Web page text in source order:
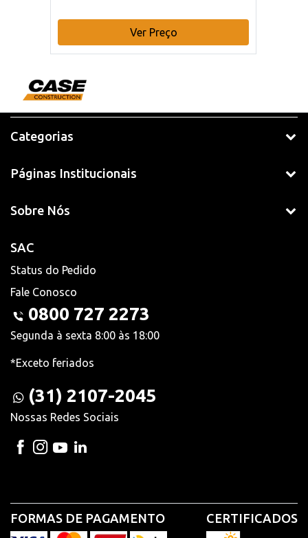
Ver Preço
Categorias
Páginas Institucionais
Sobre Nós
SAC
Status do Pedido
Fale Conosco
0800 727 2273
Segunda à sexta 8:00 às 18:00
*Exceto feriados
(31) 2107-2045
Nossas Redes Sociais
FORMAS DE PAGAMENTO CERTIFICADOS